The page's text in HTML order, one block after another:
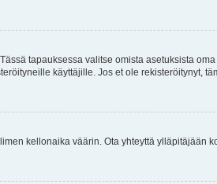
tapauksessa valitse omista asetuksista
käyttäjille. Jos et ole rekisteröitynyt,
kellonaika väärin. Ota yhteyttä ylläpitäjään